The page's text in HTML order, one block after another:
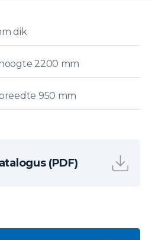
dik
2200 mm
950 mm
(PDF)